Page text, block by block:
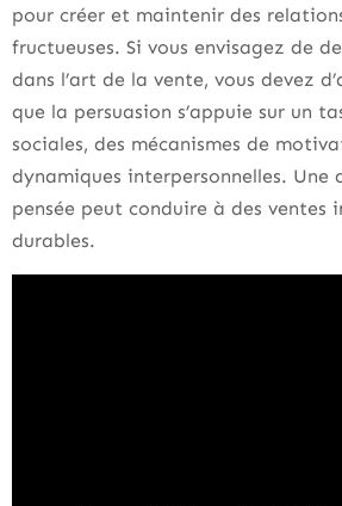
pour créer et maintenir des
fructueuses. Si vous envisagez de
dans l’art de la vente, vous devez
que la persuasion s’appuie sur un
sociales, des mécanismes de
dynamiques interpersonnelles. Une
pensée peut conduire à des ventes
durables.